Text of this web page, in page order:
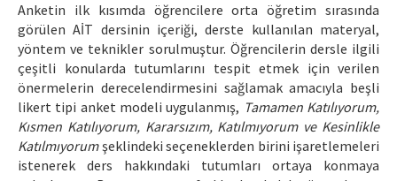
Anketin ilk kısımda öğrencilere orta öğretim sırasında
görülen AİT dersinin içeriği, derste kullanılan materyal,
yöntem ve teknikler sorulmuştur. Öğrencilerin dersle ilgili
çeşitli konularda tutumlarını tespit etmek için verilen
önermelerin derecelendirmesini sağlamak amacıyla beşli
likert tipi anket modeli uygulanmış, Tamamen Katılıyorum,
Kısmen Katılıyorum, Kararsızım, Katılmıyorum ve Kesinlikle
Katılmıyorumşeklindeki seçeneklerden birini işaretlemeleri
istenerek ders hakkındaki tutumları ortaya konmaya